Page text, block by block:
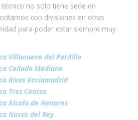
no solo tiene sede en
con divisiones en otras
para poder estar siempre muy
Villanueva del Pardillo
Collado Mediano
Rivas Vaciamadrid
Tres Cantos
Alcala de Henares
Navas del Rey